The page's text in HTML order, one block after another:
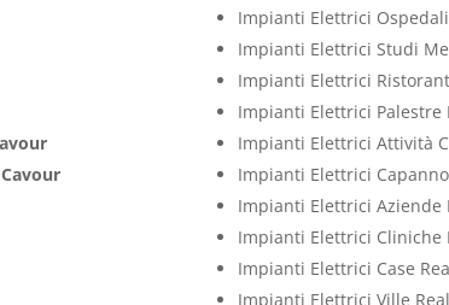
Impianti Elettrici
Impianti Elettrici Studi
Impianti Elettrici
Impianti Elettrici Palestre
Impianti Elettrici Attività
Impianti Elettrici
Impianti Elettrici Aziende
Impianti Elettrici Cliniche
Impianti Elettrici Case
Impianti Elettrici Ville